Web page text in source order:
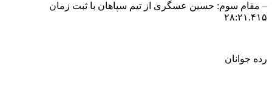
– مقام سوم: حسین عسگری از تیم سپاهان با ثبت زمان
۲۸:۲۱.۴۱۵
رده جوانان